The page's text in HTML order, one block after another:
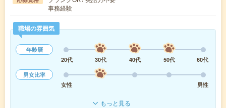
事務経験
職場の雰囲気
年齢層
20代
30代 40代 50代
60代
男女比率
女性
男性
もっと見る